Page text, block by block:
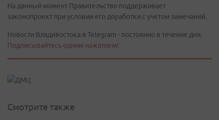
На данный момент Правительство поддерживает
законопроект при условии его доработки с учетом замечаний.
Новости Владивостока в Telegram - постоянно в течение дня.
Подписывайтесь одним нажатием!
Смотрите также